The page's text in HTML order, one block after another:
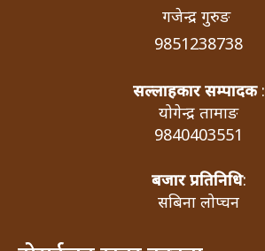
गजेन्द्र गुरुङ
9851238738
सल्लाहकार सम्पादक:
योगेन्द्र तामाङ
9840403551
बजार प्रतिनिधि:
सबिना लोप्चन